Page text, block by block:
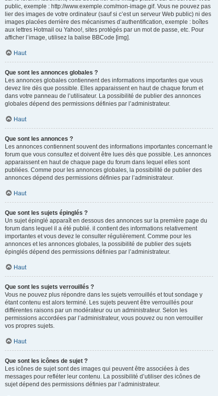
public, exemple : http://www.exemple.com/mon-image.gif. Vous ne pouvez pas
lier des images de votre ordinateur (sauf si c’est un serveur Web public) ni des
images placées derrière des mécanismes d’authentification, exemple : boîtes
aux lettres Hotmail ou Yahoo!, sites protégés par un mot de passe, etc. Pour
afficher l’image, utilisez la balise BBCode [img].
Haut
Que sont les annonces globales ?
Les annonces globales contiennent des informations importantes que vous
devez lire dès que possible. Elles apparaissent en haut de chaque forum et
dans votre panneau de l’utilisateur. La possibilité de publier des annonces
globales dépend des permissions définies par l’administrateur.
Haut
Que sont les annonces ?
Les annonces contiennent souvent des informations importantes concernant le
forum que vous consultez et doivent être lues dès que possible. Les annonces
apparaissent en haut de chaque page du forum dans lequel elles sont
publiées. Comme pour les annonces globales, la possibilité de publier des
annonces dépend des permissions définies par l’administrateur.
Haut
Que sont les sujets épinglés ?
Un sujet épinglé apparaît en dessous des annonces sur la première page du
forum dans lequel il a été publié. il contient des informations relativement
importantes et vous devez le consulter régulièrement. Comme pour les
annonces et les annonces globales, la possibilité de publier des sujets
épinglés dépend des permissions définies par l’administrateur.
Haut
Que sont les sujets verrouillés ?
Vous ne pouvez plus répondre dans les sujets verrouillés et tout sondage y
étant contenu est alors terminé. Les sujets peuvent être verrouillés pour
différentes raisons par un modérateur ou un administrateur. Selon les
permissions accordées par l’administrateur, vous pouvez ou non verrouiller
vos propres sujets.
Haut
Que sont les icônes de sujet ?
Les icônes de sujet sont des images qui peuvent être associées à des
messages pour refléter leur contenu. La possibilité d’utiliser des icônes de
sujet dépend des permissions définies par l’administrateur.